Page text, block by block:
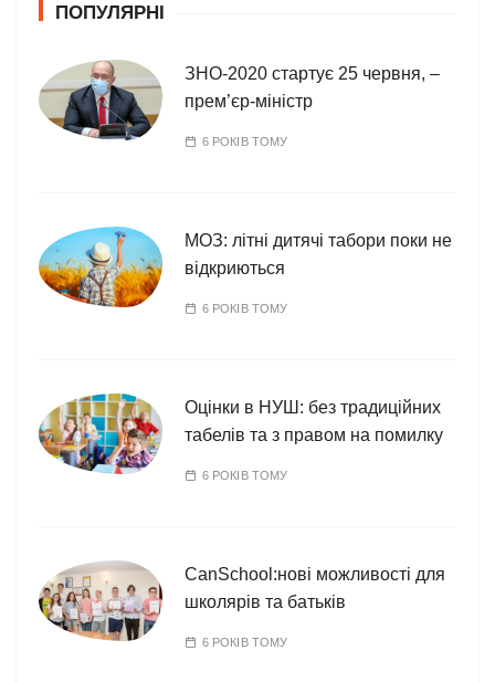
р
ПОПУЛЯРНІ
ЗНО-2020 стартує 25 червня, –
прем’єр-міністр
6 РОКІВ ТОМУ
МОЗ: літні дитячі табори поки не
відкриються
6 РОКІВ ТОМУ
Оцінки в НУШ: без традиційних
табелів та з правом на помилку
6 РОКІВ ТОМУ
CanSchool:нові можливості для
школярів та батьків
6 РОКІВ ТОМУ